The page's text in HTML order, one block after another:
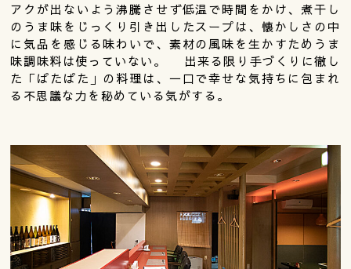
アクが出ないよう沸騰させず低温で時間をかけ、煮干し
のうま味をじっくり引き出したスープは、懐かしさの中
に気品を感じる味わいで、素材の風味を生かすためうま
味調味料は使っていない。 出来る限り手づくりに徹し
た「ぱたぱた」の料理は、一口で幸せな気持ちに包まれ
る不思議な力を秘めている気がする。